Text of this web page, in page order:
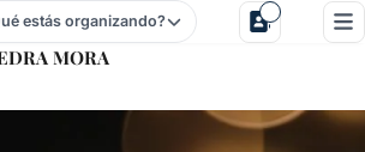
- Chacra En Piriápolis, Maldonado,
estás organizando?
MORA